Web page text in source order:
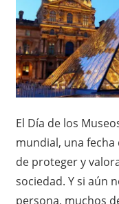
El Día de los
mundial, una
de proteger y
sociedad. Y si aún
persona, muchos